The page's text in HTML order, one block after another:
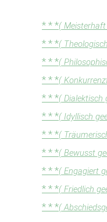
* * *( Meisterhaft
* * *(
* * *(
* * *(
* * *( Dialektisch
* * *( Idyllisch
* * *(
* * *( Bewusst
* * *( Engagiert
* * *( Friedlich
* * *(